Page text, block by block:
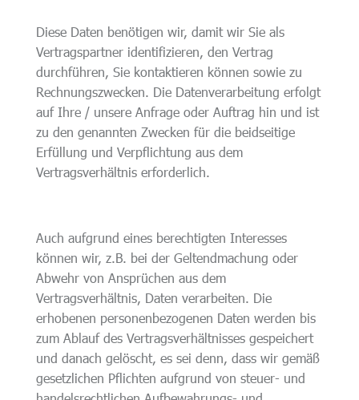
Diese Daten benötigen wir, damit wir Sie als
Vertragspartner identifizieren, den Vertrag
durchführen, Sie kontaktieren können sowie zu
Rechnungszwecken. Die Datenverarbeitung erfolgt
auf Ihre / unsere Anfrage oder Auftrag hin und ist
zu den genannten Zwecken für die beidseitige
Erfüllung und Verpflichtung aus dem
Vertragsverhältnis erforderlich.
Auch aufgrund eines berechtigten Interesses
können wir, z.B. bei der Geltendmachung oder
Abwehr von Ansprüchen aus dem
Vertragsverhältnis, Daten verarbeiten. Die
erhobenen personenbezogenen Daten werden bis
zum Ablauf des Vertragsverhältnisses gespeichert
und danach gelöscht, es sei denn, dass wir gemäß
gesetzlichen Pflichten aufgrund von steuer- und